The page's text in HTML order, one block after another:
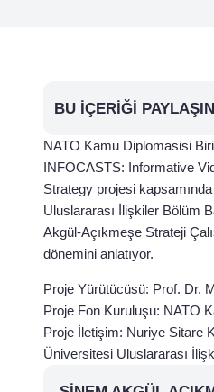
BU İÇERIĞI PAYLAŞIN
NATO Kamu Diplomasisi
INFOCASTS: Informative
Strategy projesi
Uluslararası İlişkiler Bölüm
Akgül-Açıkmeşe Strateji
dönemini anlatıyor.
Proje Yürütücüsü: Prof. Dr.
Proje Fon Kuruluşu: NATO
Proje İletişim: Nuriye Sitare
Üniversitesi Uluslararası